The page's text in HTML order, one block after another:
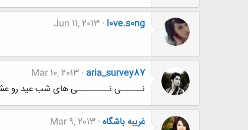
l0ve.s0ng
Jun 11, 2013
aria_survey87
Mar 10, 2013
نــــــی نـــــــــی های شب عید رو
غریبه باشگاه Mar 9, 2013